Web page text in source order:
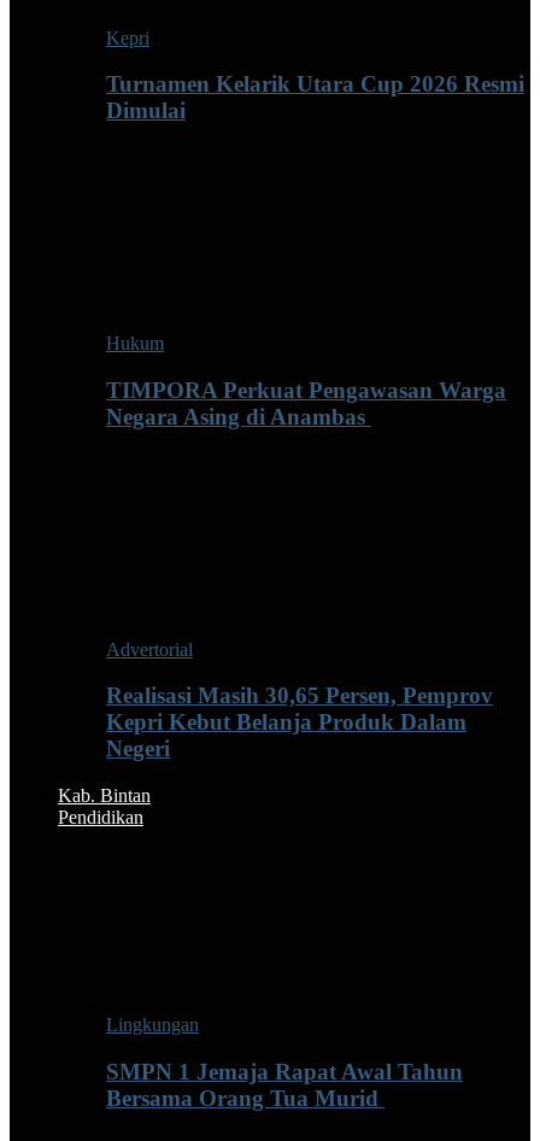
Kepri
Turnamen Kelarik Utara Cup 2026 Resmi
Dimulai
Hukum
TIMPORA Perkuat Pengawasan Warga
Negara Asing di Anambas ‎
Advertorial
Realisasi Masih 30,65 Persen, Pemprov
Kepri Kebut Belanja Produk Dalam
Negeri
Kab. Bintan
Pendidikan
Lingkungan
SMPN 1 Jemaja Rapat Awal Tahun
Bersama Orang Tua Murid ‎